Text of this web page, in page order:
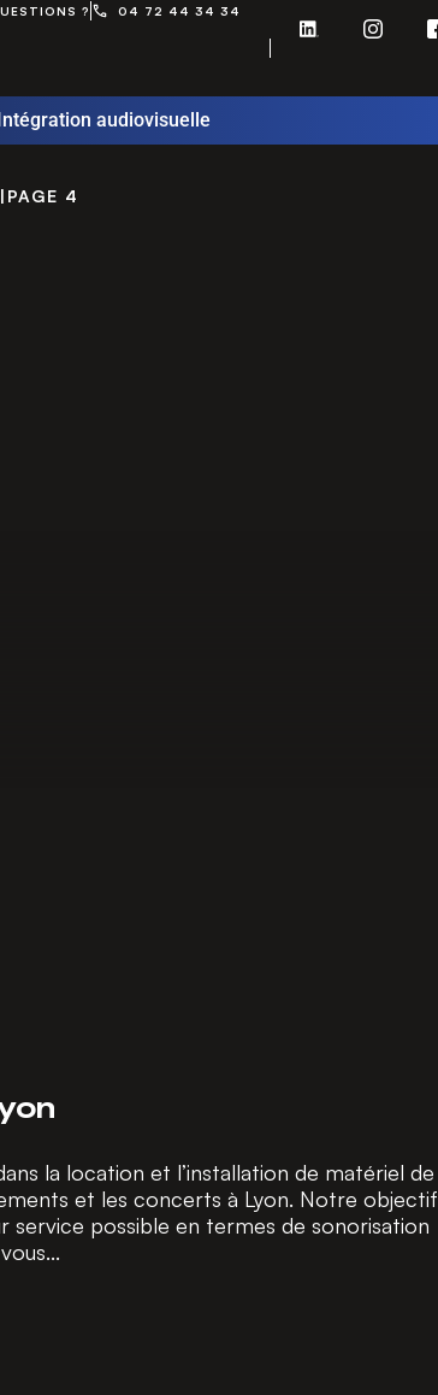
? 04 72 44 34 34
audiovisuelle
| PAGE 4
la location et l’installation de matériel de
et les concerts à Lyon. Notre objectif
service possible en termes de sonorisation